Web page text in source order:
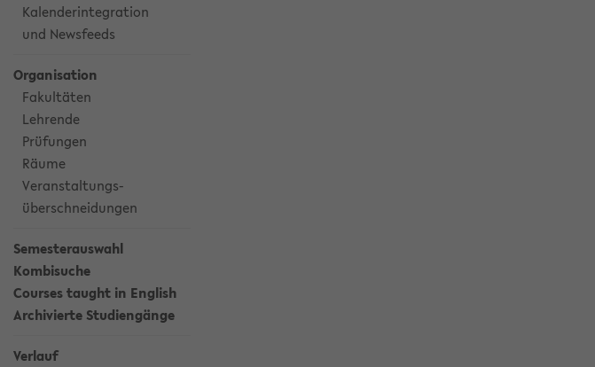
Kalenderintegration
und Newsfeeds
Organisation
Fakultäten
Lehrende
Prüfungen
Räume
Veranstaltungs-
überschneidungen
Semesterauswahl
Kombisuche
Courses taught in English
Archivierte Studiengänge
Verlauf